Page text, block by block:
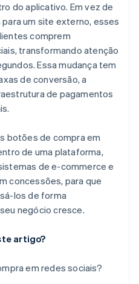
do aplicativo. Em vez de
um site externo, esses
comprem
transformando atenção
Essa mudança tem
de conversão, a
de pagamentos
botões de compra em
de uma plataforma,
de e-commerce e
concessões, para que
los de forma
negócio cresce.
artigo?
em redes sociais?